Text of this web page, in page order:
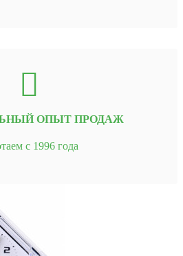
ОПЫТ ПРОДАЖ
с 1996 года